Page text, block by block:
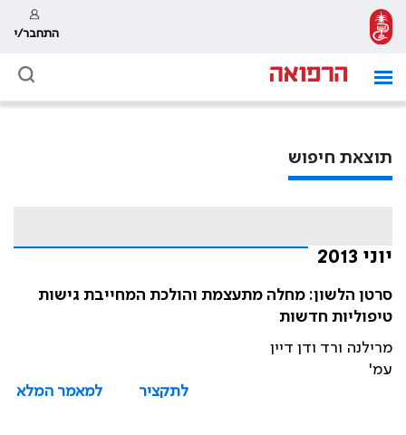
התחבר/י
תוצאת חיפוש
יוני 2013
סרטן הלשון: מחלה מתעצמת והולכת המחייבת גישות
טיפוליות חדשות
מרילנה ורד ודן דיין
עמ'
לתקציר
למאמר המלא